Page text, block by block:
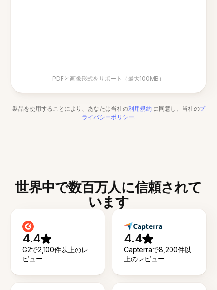
PDFと画像形式をサポート（最大100MB）
製品を使用することにより、あなたは当社の利用規約 に同意し、当社のプ
ライバシーポリシー.
世界中で数百万人に信頼されて
います
4.4
G2で2,100件以上のレ
ビュー
4.4
Capterraで8,200件以
上のレビュー